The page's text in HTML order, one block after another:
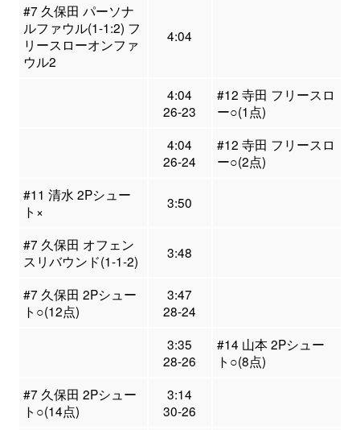
#7 久保田 パーソナ
ルファウル(1-1:2) フ
リースローオンファ
ウル2
4:04
4:04
26-23
#12 寺田 フリースロ
ー○(1点)
4:04
26-24
#12 寺田 フリースロ
ー○(2点)
#11 清水 2Pシュー
ト×
3:50
#7 久保田 オフェン
スリバウンド(1-1-2)
3:48
#7 久保田 2Pシュー
ト○(12点)
3:47
28-24
3:35
28-26
#14 山本 2Pシュー
ト○(8点)
#7 久保田 2Pシュー
ト○(14点)
3:14
30-26